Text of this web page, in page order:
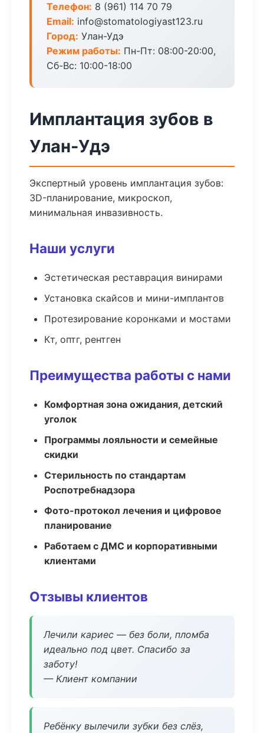
Телефон: 8 (961) 114 70 79
Email: info@stomatologiyast123.ru
Город: Улан-Удэ
Режим работы: Пн-Пт: 08:00-20:00,
Сб-Вс: 10:00-18:00
Имплантация зубов в
Улан-Удэ
Экспертный уровень имплантация зубов:
3D-планирование, микроскоп,
минимальная инвазивность.
Наши услуги
Эстетическая реставрация винирами
Установка скайсов и мини-имплантов
Протезирование коронками и мостами
Кт, оптг, рентген
Преимущества работы с нами
Комфортная зона ожидания, детский
уголок
Программы лояльности и семейные
скидки
Стерильность по стандартам
Роспотребнадзора
Фото-протокол лечения и цифровое
планирование
Работаем с ДМС и корпоративными
клиентами
Отзывы клиентов
Лечили кариес — без боли, пломба
идеально под цвет. Спасибо за
заботу!
— Клиент компании
Ребёнку вылечили зубки без слёз,